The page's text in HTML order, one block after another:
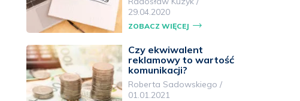
29.04.2020
ZOBACZ WIĘCEJ
Czy ekwiwalent
reklamowy to wartość
komunikacji?
Roberta Sadowskiego /
01.01.2021